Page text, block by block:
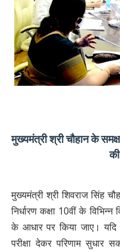
मुख्यमंत्री श्री चौहान के
मुख्यमंत्री श्री शिवराज सिंह
निर्धारण कक्षा 10वीं के
के आधार पर किया जाए। यदि
परीक्षा देकर परिणाम सुधार